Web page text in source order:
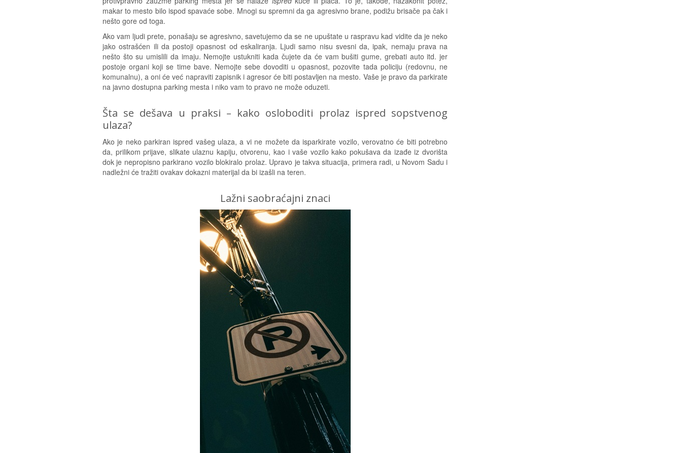
makar to mesto bilo ispod spavaće sobe. Mnogi su spremni da ga agresivno brane, podižu brisače pa čak i
nešto gore od toga.
Ako vam ljudi prete, ponašaju se agresivno, savetujemo da se ne upuštate u raspravu kad vidite da je neko
jako ostrašćen ili da postoji opasnost od eskaliranja. Ljudi samo nisu svesni da, ipak, nemaju prava na
nešto što su umislili da imaju. Nemojte ustukniti kada čujete da će vam bušiti gume, grebati auto itd. jer
postoje organi koji se time bave. Nemojte sebe dovoditi u opasnost, pozovite tada policiju (redovnu, ne
komunalnu), a oni će već napraviti zapisnik i agresor će biti postavljen na mesto. Vaše je pravo da parkirate
na javno dostupna parking mesta i niko vam to pravo ne može oduzeti.
Šta se dešava u praksi – kako osloboditi prolaz ispred sopstvenog
ulaza?
Ako je neko parkiran ispred vašeg ulaza, a vi ne možete da isparkirate vozilo, verovatno će biti potrebno
da, prilikom prijave, slikate ulaznu kapiju, otvorenu, kao i vaše vozilo kako pokušava da izađe iz dvorišta
dok je nepropisno parkirano vozilo blokiralo prolaz. Upravo je takva situacija, primera radi, u Novom Sadu i
nadležni će tražiti ovakav dokazni materijal da bi izašli na teren.
Lažni saobraćajni znaci